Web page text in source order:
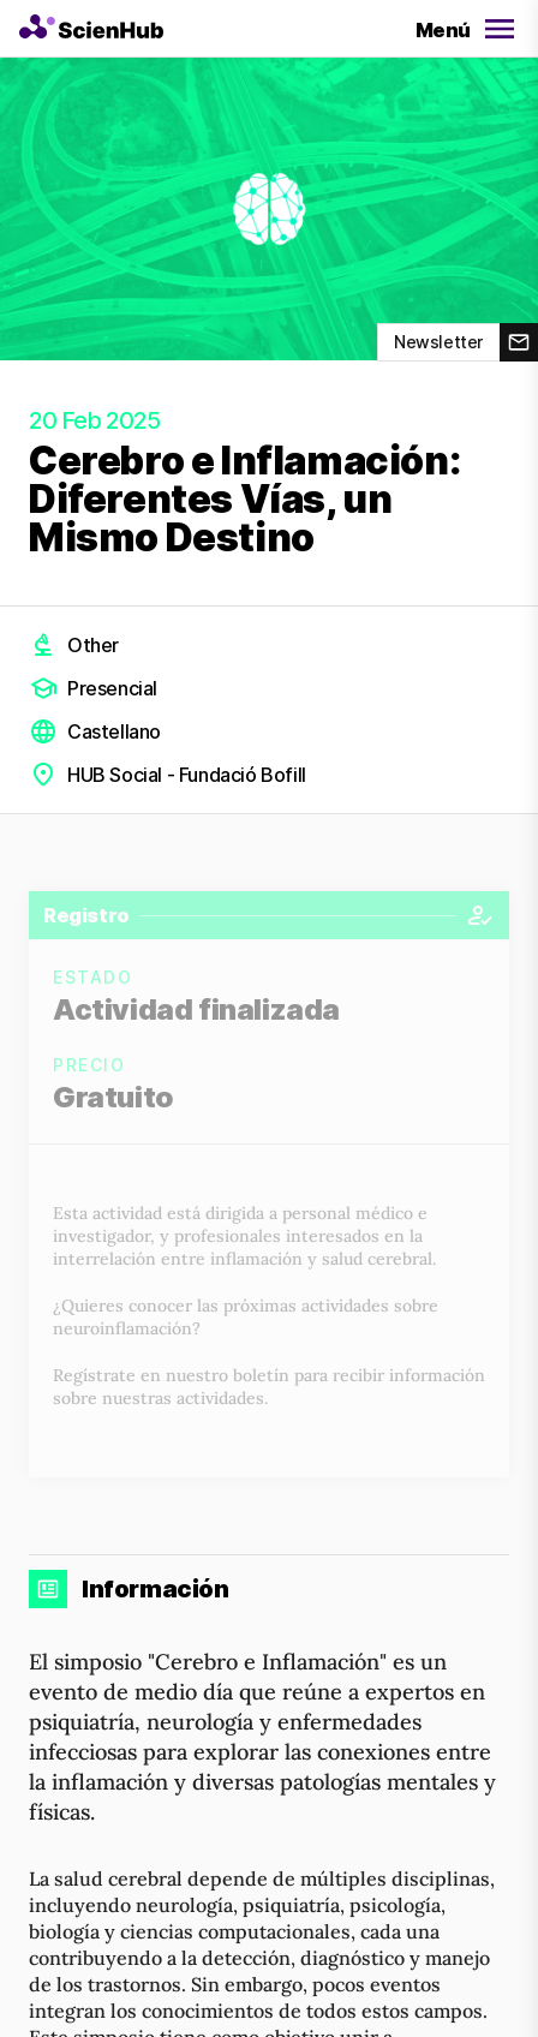
Menú
Newsletter
20 Feb 2025
Cerebro e Inflamación:
Diferentes Vías, un
Mismo Destino
Other
Presencial
Castellano
HUB Social - Fundació Bofill
Registro
ESTADO
Actividad finalizada
PRECIO
Gratuito
Esta actividad está dirigida a personal médico e
investigador, y profesionales interesados en la
interrelación entre inflamación y salud cerebral.
¿Quieres conocer las próximas actividades sobre
neuroinflamación?
Regístrate en nuestro boletín para recibir información
sobre nuestras actividades.
Información
El simposio "Cerebro e Inflamación" es un
evento de medio día que reúne a expertos en
psiquiatría, neurología y enfermedades
infecciosas para explorar las conexiones entre
la inflamación y diversas patologías mentales y
físicas.
La salud cerebral depende de múltiples disciplinas,
incluyendo neurología, psiquiatría, psicología,
biología y ciencias computacionales, cada una
contribuyendo a la detección, diagnóstico y manejo
de los trastornos. Sin embargo, pocos eventos
integran los conocimientos de todos estos campos.